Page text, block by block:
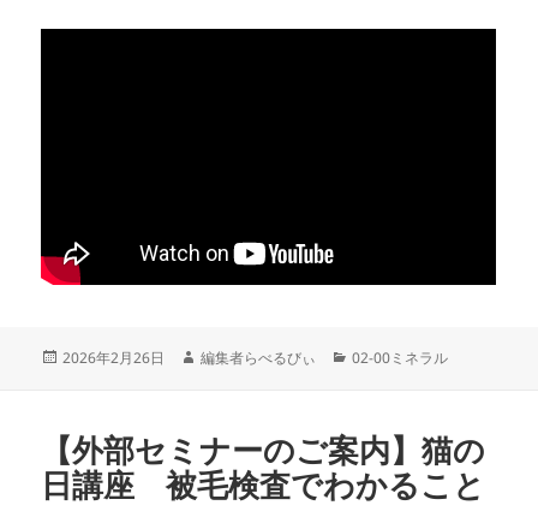
投
2026年2月26日
作
編集者らべるびぃ
カ
ー
02-00ミネラル
【外部セミナーのご案内】猫の
日講座 被毛検査でわかること